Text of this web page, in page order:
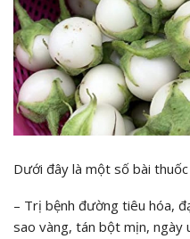
Dưới đây là một số bài thuốc
– Trị bệnh đường tiêu hóa,
sao vàng, tán bột mịn, ngày